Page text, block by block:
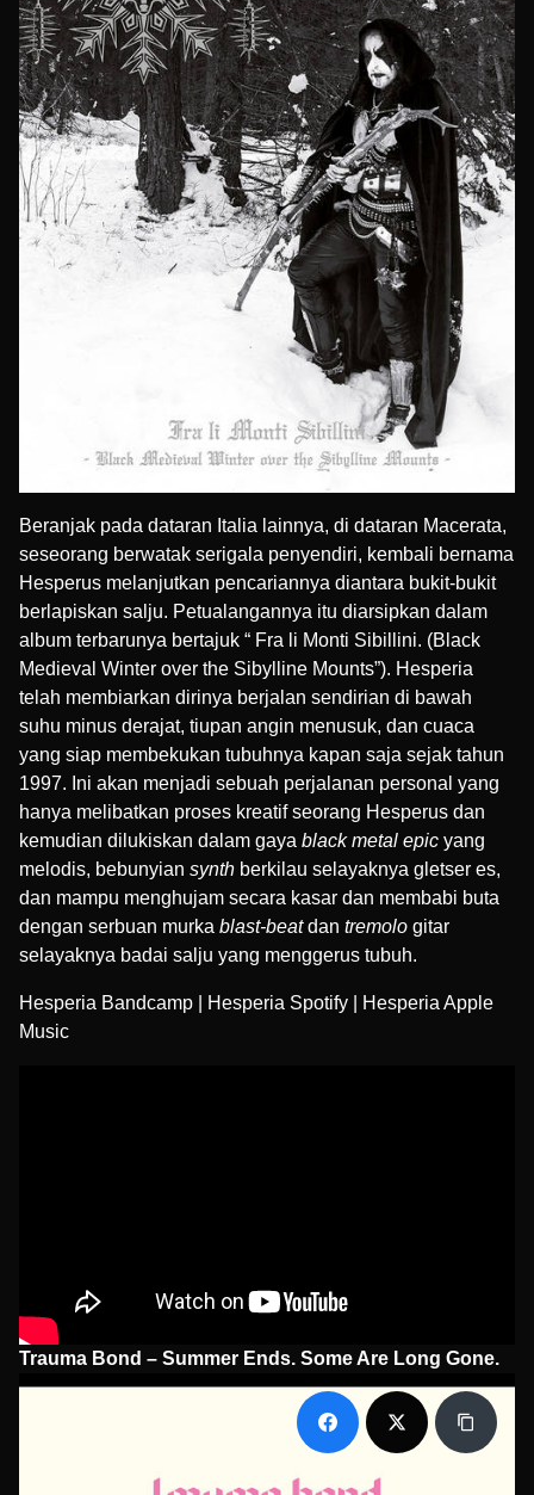
Beranjak pada dataran Italia lainnya, di dataran Macerata,
seseorang berwatak serigala penyendiri, kembali bernama
Hesperus melanjutkan pencariannya diantara bukit-bukit
berlapiskan salju. Petualangannya itu diarsipkan dalam
album terbarunya bertajuk “ Fra li Monti Sibillini. (Black
Medieval Winter over the Sibylline Mounts”). Hesperia
telah membiarkan dirinya berjalan sendirian di bawah
suhu minus derajat, tiupan angin menusuk, dan cuaca
yang siap membekukan tubuhnya kapan saja sejak tahun
1997. Ini akan menjadi sebuah perjalanan personal yang
hanya melibatkan proses kreatif seorang Hesperus dan
kemudian dilukiskan dalam gaya black metal epic yang
melodis, bebunyian synth berkilau selayaknya gletser es,
dan mampu menghujam secara kasar dan membabi buta
dengan serbuan murka blast-beatdan tremolo gitar
selayaknya badai salju yang menggerus tubuh.
Hesperia Bandcamp Hesperia Spotify
Hesperia Apple
Music
Trauma Bond – Summer Ends. Some Are Long Gone.